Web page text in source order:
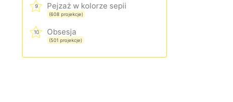
9 Pejzaż w kolorze sepii
(608 projekcje)
10 Obsesja
(501 projekcje)